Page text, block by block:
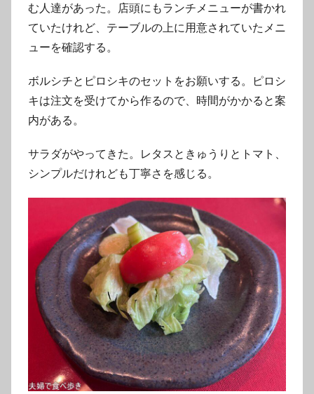
む人達があった。店頭にもランチメニューが書かれ
ていたけれど、テーブルの上に用意されていたメニ
ューを確認する。
ボルシチとピロシキのセットをお願いする。ピロシ
キは注文を受けてから作るので、時間がかかると案
内がある。
サラダがやってきた。レタスときゅうりとトマト、
シンプルだけれども丁寧さを感じる。